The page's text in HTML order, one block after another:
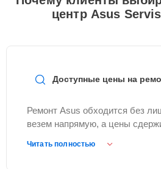
компьютера достаточно
горячей линии+7 (495) 324-63-
центр Asus
Доступные цены на
Ремонт Asus обходится без
везем напрямую, а цены
Читать полностью